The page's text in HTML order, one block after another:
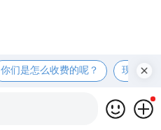
你们是怎么收费的呢？ 现在有